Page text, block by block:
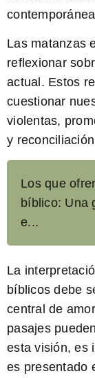
Las matanzas
reflexionar
actual. Estos
cuestionar
violentas,
y
Los que
bíblico: Una
e...
La
bíblicos debe
central de
pasajes
esta visión, es
es presentado